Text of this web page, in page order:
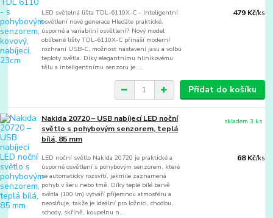
LED světelná lišta TDL-6110X-C – Inteligentní
osvětlení nové generace Hledáte praktické,
úsporné a variabilní osvětlení? Nový model
oblíbené lišty TDL-6110X-C přináší moderní
rozhraní USB-C, možnost nastavení jasu a volbu
teploty světla. Díky elegantnímu hliníkovému
tělu a inteligentnímu senzoru je ...
479 Kč/ks
Přidat do košíku
Nakida 20720 – USB nabíjecí LED noční
světlo s pohybovým senzorem, teplá
bílá, 85 mm
LED noční světlo Nakida 20720 je praktické a
úsporné osvětlení s pohybovým senzorem, které
se automaticky rozsvítí, jakmile zaznamená
pohyb v šeru nebo tmě. Díky teplé bílé barvě
světla (100 lm) vytváří příjemnou atmosféru a
neoslňuje, takže je ideální pro ložnici, chodbu,
schody, skříně, koupelnu n...
68 Kč/ks
skladem 3 ks